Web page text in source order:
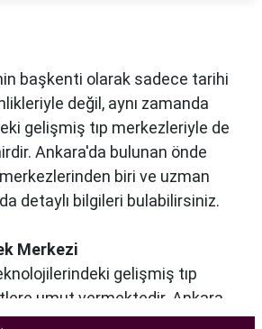
başkenti olarak sadece tarihi
değil, aynı zamanda
gelişmiş tıp merkezleriyle de
Ankara'da bulunan önde
biri ve uzman
detaylı bilgileri bulabilirsiniz.
Merkezi
gelişmiş tıp
umut vermektedir. Ankara
kısırlık sorunu yaşayan